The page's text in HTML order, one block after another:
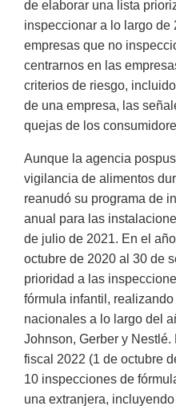
de elaborar una lista
inspeccionar a lo largo de
empresas que no
centrarnos en las
criterios de riesgo,
de una empresa, las
quejas de los
Aunque la agencia
vigilancia de alimentos
reanudó su programa de
anual para las
de julio de 2021. En el
octubre de 2020 al 30 de
prioridad a las
fórmula infantil,
nacionales a lo largo del
Johnson, Gerber y
fiscal 2022 (1 de octubre
10 inspecciones de
una extranjera,